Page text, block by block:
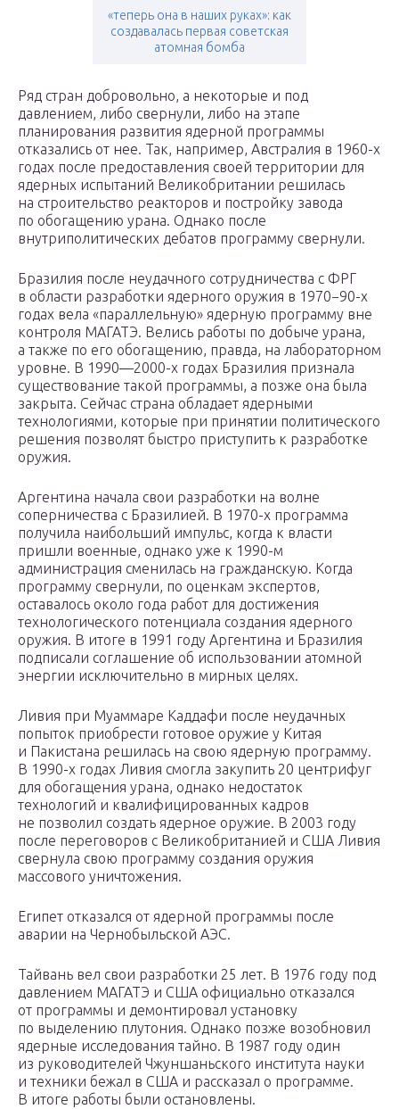
«теперь она в наших руках»: как
создавалась первая советская
атомная бомба
Ряд стран добровольно, а некоторые и под
давлением, либо свернули, либо на этапе
планирования развития ядерной программы
отказались от нее. Так, например, Австралия в 1960-х
годах после предоставления своей территории для
ядерных испытаний Великобритании решилась
на строительство реакторов и постройку завода
по обогащению урана. Однако после
внутриполитических дебатов программу свернули.
Бразилия после неудачного сотрудничества с ФРГ
в области разработки ядерного оружия в 1970−90-х
годах вела «параллельную» ядерную программу вне
контроля МАГАТЭ. Велись работы по добыче урана,
а также по его обогащению, правда, на лабораторном
уровне. В 1990—2000-х годах Бразилия признала
существование такой программы, а позже она была
закрыта. Сейчас страна обладает ядерными
технологиями, которые при принятии политического
решения позволят быстро приступить к разработке
оружия.
Аргентина начала свои разработки на волне
соперничества с Бразилией. В 1970-х программа
получила наибольший импульс, когда к власти
пришли военные, однако уже к 1990-м
администрация сменилась на гражданскую. Когда
программу свернули, по оценкам экспертов,
оставалось около года работ для достижения
технологического потенциала создания ядерного
оружия. В итоге в 1991 году Аргентина и Бразилия
подписали соглашение об использовании атомной
энергии исключительно в мирных целях.
Ливия при Муаммаре Каддафи после неудачных
попыток приобрести готовое оружие у Китая
и Пакистана решилась на свою ядерную программу.
В 1990-х годах Ливия смогла закупить 20 центрифуг
для обогащения урана, однако недостаток
технологий и квалифицированных кадров
не позволил создать ядерное оружие. В 2003 году
после переговоров с Великобританией и США Ливия
свернула свою программу создания оружия
массового уничтожения.
Египет отказался от ядерной программы после
аварии на Чернобыльской АЭС.
Тайвань вел свои разработки 25 лет. В 1976 году под
давлением МАГАТЭ и США официально отказался
от программы и демонтировал установку
по выделению плутония. Однако позже возобновил
ядерные исследования тайно. В 1987 году один
из руководителей Чжуншаньского института науки
и техники бежал в США и рассказал о программе.
В итоге работы были остановлены.